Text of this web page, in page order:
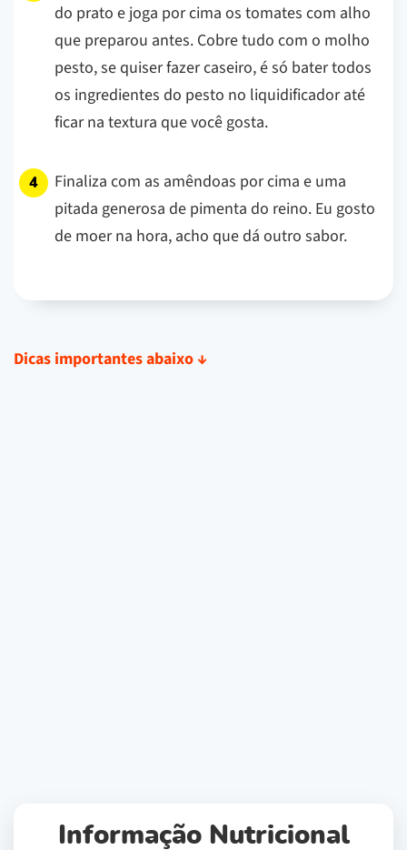
do prato e joga por cima os tomates com alho
que preparou antes. Cobre tudo com o molho
pesto, se quiser fazer caseiro, é só bater todos
os ingredientes do pesto no liquidificador até
ficar na textura que você gosta.
Finaliza com as amêndoas por cima e uma
pitada generosa de pimenta do reino. Eu gosto
de moer na hora, acho que dá outro sabor.
Dicas importantes abaixo ↓
Informação Nutricional